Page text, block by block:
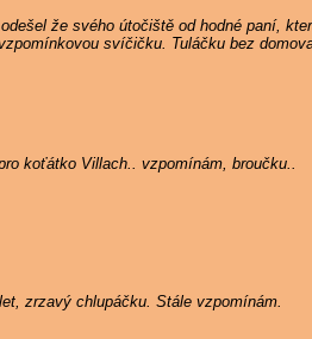
že svého útočiště od hodné paní,
svíčičku. Tuláčku bez
koťátko Villach.. vzpomínám, broučku..
zrzavý chlupáčku. Stále vzpomínám.